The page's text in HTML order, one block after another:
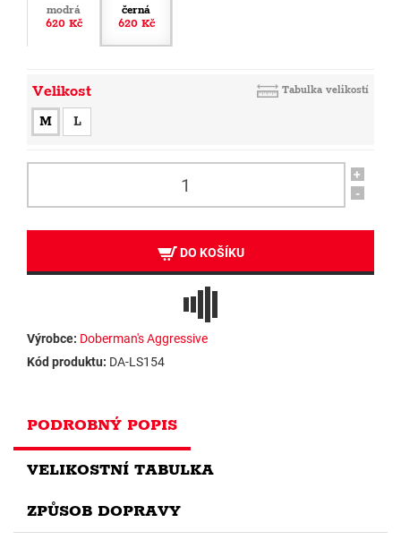
modrá
620 Kč
černá
620 Kč
Velikost Tabulka velikostí
M L
+
-
DO KOŠÍKU
Výrobce: Doberman's Aggressive
Kód produktu: DA-LS154
PODROBNÝ POPIS
VELIKOSTNÍ TABULKA
ZPŮSOB DOPRAVY